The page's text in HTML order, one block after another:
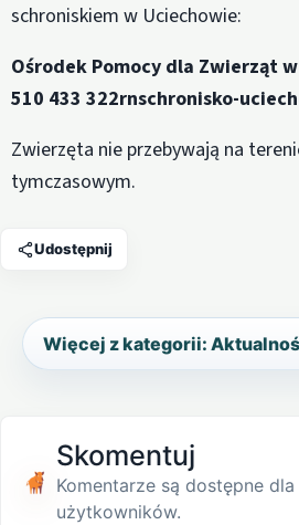
schroniskiem w Uciechowie:
Ośrodek Pomocy dla Zwierząt
510 433 322rnschronisko-
Zwierzęta nie przebywają na
tymczasowym.
Udostępnij
Więcej z kategorii:
Skomentuj
Komentarze są dostępne
użytkowników.